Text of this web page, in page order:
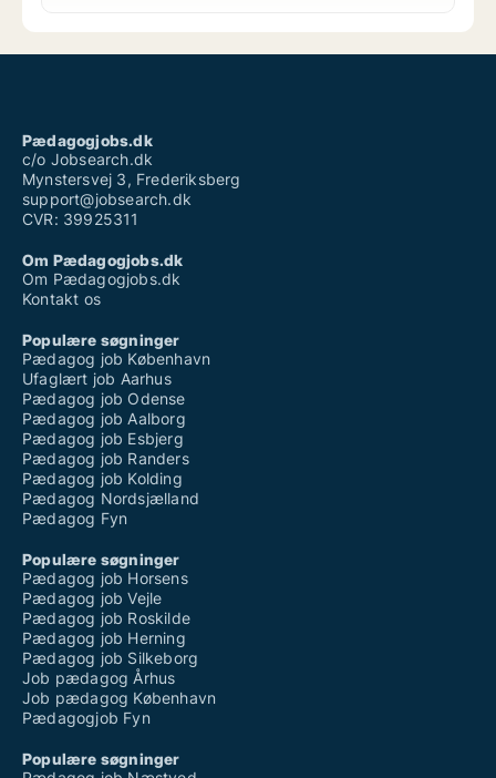
Pædagogjobs.dk
c/o Jobsearch.dk
Mynstersvej 3, Frederiksberg
support@jobsearch.dk
CVR: 39925311
Om Pædagogjobs.dk
Om Pædagogjobs.dk
Kontakt os
Populære søgninger
Pædagog job København
Ufaglært job Aarhus
Pædagog job Odense
Pædagog job Aalborg
Pædagog job Esbjerg
Pædagog job Randers
Pædagog job Kolding
Pædagog Nordsjælland
Pædagog Fyn
Populære søgninger
Pædagog job Horsens
Pædagog job Vejle
Pædagog job Roskilde
Pædagog job Herning
Pædagog job Silkeborg
Job pædagog Århus
Job pædagog København
Pædagogjob Fyn
Populære søgninger